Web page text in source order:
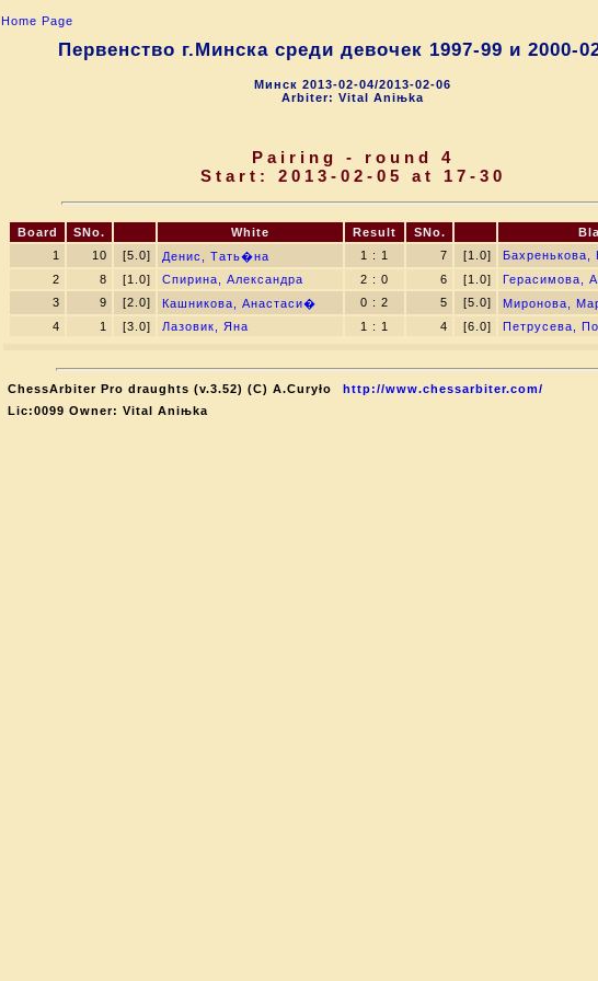
Home Page
Первенство г.Минска среди девочек 1997-99 и 2000-
Минск 2013-02-04/2013-02-06
Arbiter: Vital Aniњka
Pairing - round 4
Start: 2013-02-05 at 17-30
Board SNo. White Result SNo.
1
10 [5.0] Денис, Тать�на 1 : 1 7 [1.0]
Бахренькова,
2
8 [1.0] Спирина, Александра 2 : 0 6 [1.0]
Герасимова,
3
9 [2.0] Кашникова, Анастаси� 0 : 2 5 [5.0]
Миронова,
4
1 [3.0] Лазовик, Яна 1 : 1 4 [6.0] Петрусева,
ChessArbiter Pro draughts (v.3.52) (C) A.Curyło
http://www.chessarbiter.com/
Lic:0099 Owner: Vital Aniњka